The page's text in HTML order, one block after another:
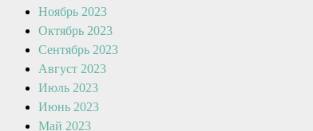
Ноябрь 2023
Октябрь 2023
Сентябрь 2023
Август 2023
Июль 2023
Июнь 2023
Май 2023